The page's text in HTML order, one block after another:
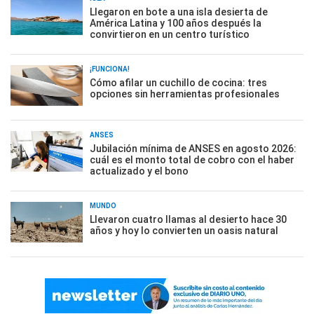
Llegaron en bote a una isla desierta de
América Latina y 100 años después la
convirtieron en un centro turístico
¡FUNCIONA!
Cómo afilar un cuchillo de cocina: tres
opciones sin herramientas profesionales
ANSES
Jubilación mínima de ANSES en agosto 2026:
cuál es el monto total de cobro con el haber
actualizado y el bono
MUNDO
Llevaron cuatro llamas al desierto hace 30
años y hoy lo convierten un oasis natural